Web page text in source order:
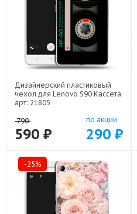
Дизайнерский пластиковый
чехол для Lenovo S90 Кассета
арт: 21805
790
590 ₽
по акции
290 ₽
-25%